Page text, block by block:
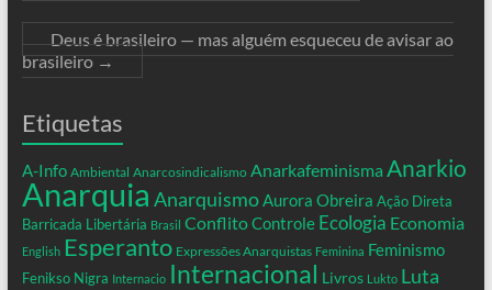
Deus é brasileiro — mas alguém esqueceu de avisar ao
brasileiro→
Etiquetas
A-Info Ambiental Anarcosindicalismo Anarkafeminisma Anarkio
Anarquia AnarquismoAurora Obreira Ação Direta
Barricada Libertária Brasil ConflitoControle Ecologia Economia
English Esperanto Expressões Anarquistas Feminina Feminismo
Fenikso Nigra Internacio Internacional Livros Lukto Luta